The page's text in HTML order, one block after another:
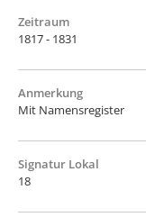
Zeitraum
1817 - 1831
Anmerkung
Mit Namensregister
Signatur Lokal
18